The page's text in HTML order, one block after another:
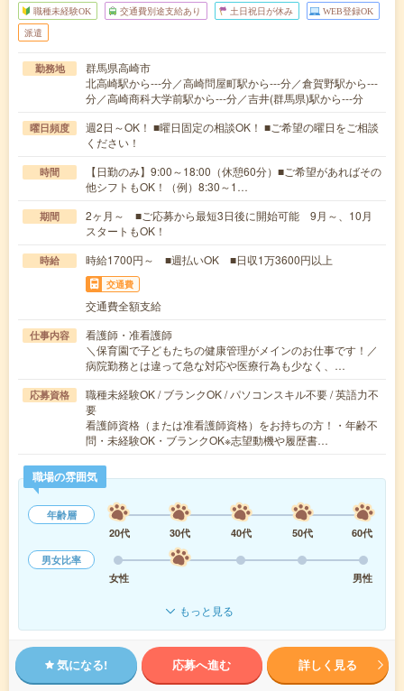
職種未経験OK 交通費別途支給あり 土日祝日が休み WEB登録OK
派遣
勤務地
群馬県高崎市
北高崎駅から---分／高崎問屋町駅から---分／倉賀野駅から---
分／高崎商科大学前駅から---分／吉井(群馬県)駅から---分
曜日頻度
週2日～OK！ ■曜日固定の相談OK！ ■ご希望の曜日をご相談
ください！
時間
【日勤のみ】9:00～18:00（休憩60分）■ご希望があればその
他シフトもOK！（例）8:30～1…
期間
2ヶ月～ ■ご応募から最短3日後に開始可能 9月～、10月
スタートもOK！
時給 時給1700円～ ■週払いOK ■日収1万3600円以上
交通費
交通費全額支給
仕事内容
看護師・准看護師
＼保育園で子どもたちの健康管理がメインのお仕事です！／
病院勤務とは違って急な対応や医療行為も少なく、…
応募資格
職種未経験OK / ブランクOK / パソコンスキル不要 / 英語力不
要
看護師資格（または准看護師資格）をお持ちの方！・年齢不
問・未経験OK・ブランクOK※志望動機や履歴書…
職場の雰囲気
年齢層
20代
30代 40代 50代
60代
男女比率
女性
男性
もっと見る
気になる! 応募へ進む 詳しく見る